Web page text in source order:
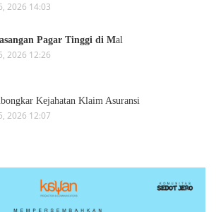
2026 14:03
Pagar Tinggi di Mal
2026 12:26
Kejahatan Klaim Asuransi
2026 12:07